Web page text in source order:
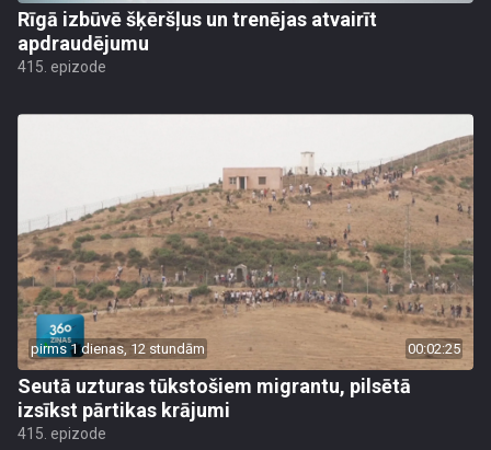
Rīgā izbūvē šķēršļus un trenējas atvairīt
apdraudējumu
415. epizode
pirms 1 dienas, 12 stundām 00:02:25
Seutā uzturas tūkstošiem migrantu, pilsētā
izsīkst pārtikas krājumi
415. epizode